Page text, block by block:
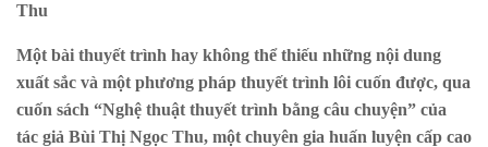
Thu
Một bài thuyết trình hay không thể thiếu những nội dung
xuất sắc và một phương pháp thuyết trình lôi cuốn được, qua
cuốn sách “Nghệ thuật thuyết trình bằng câu chuyện” của
tác giả Bùi Thị Ngọc Thu, một chuyên gia huấn luyện cấp cao